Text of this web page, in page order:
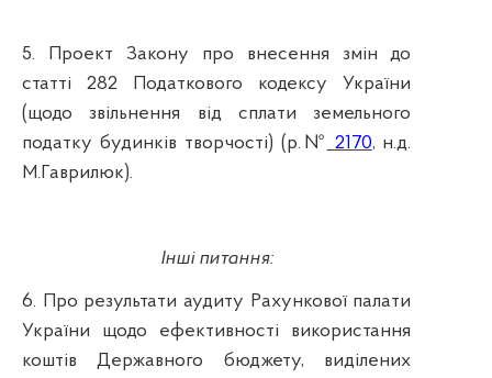
5. Проект Закону про внесення змін до
статті 282 Податкового кодексу України
(щодо звільнення від сплати земельного
податку будинків творчості) (р.№ 2170, н.д.
М.Гаврилюк).
Інші питання:
6. Про результати аудиту Рахункової палати
України щодо ефективності використання
коштів Державного бюджету, виділених